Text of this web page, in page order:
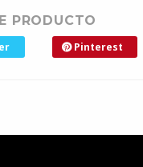
PRODUCTO
Pinterest